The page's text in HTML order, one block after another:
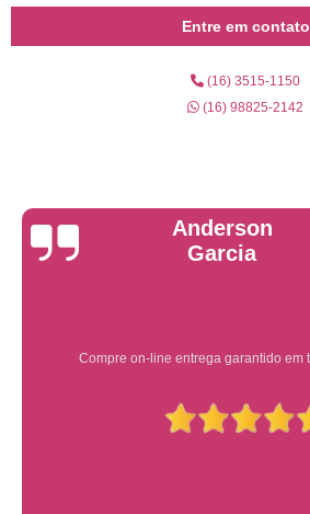
Entre em contato
(16) 3515-1150
(16) 98825-2142
Yuri Martins
Ótimo atendimento